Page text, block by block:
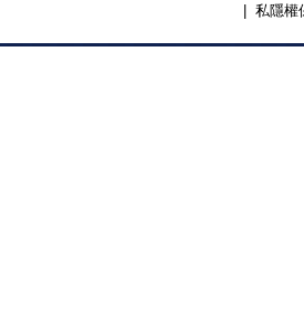
私隱權